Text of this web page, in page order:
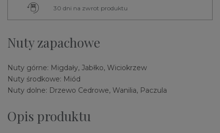
30 dni na zwrot produktu
Nuty zapachowe
Nuty górne: Migdały, Jabłko, Wiciokrzew
Nuty środkowe: Miód
Nuty dolne: Drzewo Cedrowe, Wanilia, Paczula
Opis produktu